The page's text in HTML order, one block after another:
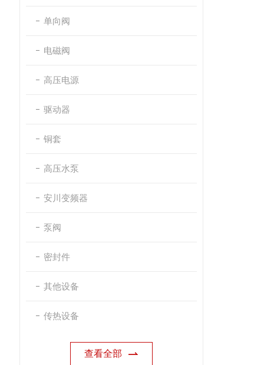
单向阀
电磁阀
高压电源
驱动器
铜套
高压水泵
安川变频器
泵阀
密封件
其他设备
传热设备
查看全部